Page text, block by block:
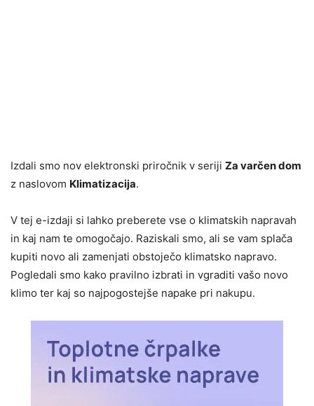
Izdali smo nov elektronski priročnik v seriji Za varčen dom
z naslovom Klimatizacija.
V tej e-izdaji si lahko preberete vse o klimatskih napravah
in kaj nam te omogočajo. Raziskali smo, ali se vam splača
kupiti novo ali zamenjati obstoječo klimatsko napravo.
Pogledali smo kako pravilno izbrati in vgraditi vašo novo
klimo ter kaj so najpogostejše napake pri nakupu.